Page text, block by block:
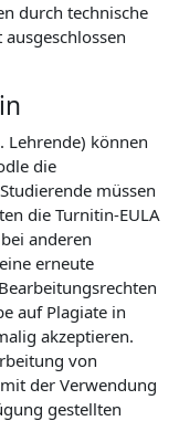
durch technische
Lehrende) können
die
müssen
die Turnitin-EULA
anderen
erneute
auf Plagiate in
akzeptieren.
von
der Verwendung
gestellten